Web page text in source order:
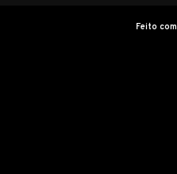
Feito com